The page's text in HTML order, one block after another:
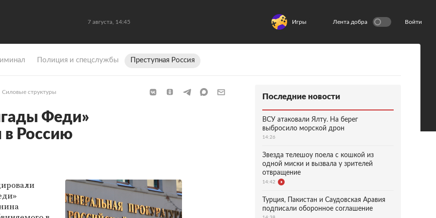
7 августа, 14:45 Игры Лента добра Войти
Полиция и спецслужбы Преступная Россия
Силовые структуры
Феди»
в Россию
Последние новости
ВСУ атаковали Ялту. На берег
выбросило морской дрон
14:26
Звезда телешоу поела с кошкой из
одной миски и вызвала у зрителей
отвращение
14:42
Турция, Пакистан и Саудовская Аравия
подписали оборонное соглашение